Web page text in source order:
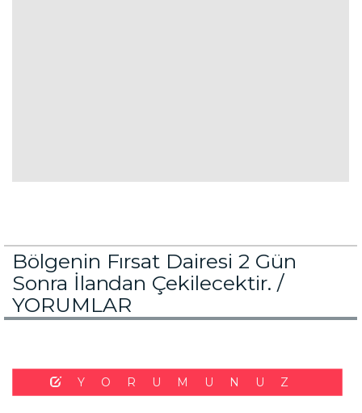
Bölgenin Fırsat Dairesi 2 Gün
Sonra İlandan Çekilecektir. /
YORUMLAR
YORUMUNUZ